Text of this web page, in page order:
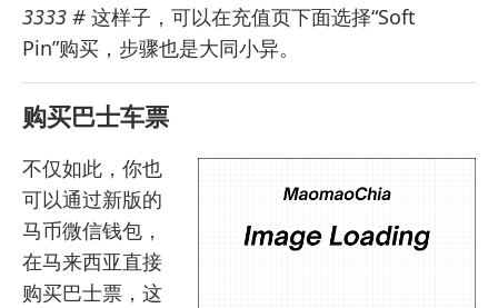
3333 # 这样子，可以在充值页下面选择“Soft
Pin”购买，步骤也是大同小异。
购买巴士车票
不仅如此，你也
可以通过新版的
马币微信钱包，
在马来西亚直接
购买巴士票，这